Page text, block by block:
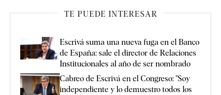
TE PUEDE INTERESAR
Escrivá suma una nueva fuga en el Banco
de España: sale el director de Relaciones
Institucionales al año de ser nombrado
Cabreo de Escrivá en el Congreso: "Soy
independiente y lo demuestro todos los